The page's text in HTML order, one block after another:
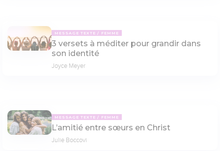
MESSAGE TEXTE FEMME
3 versets à méditer pour grandir dans
son identité
Joyce Meyer
MESSAGE TEXTE FEMME
L’amitié entre sœurs en Christ
Julie Boccovi